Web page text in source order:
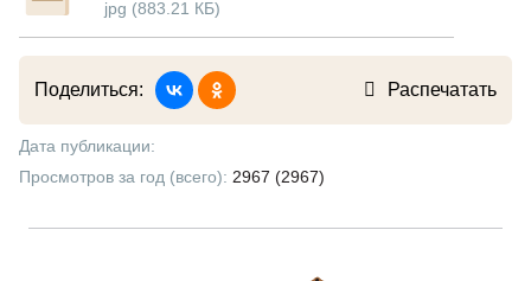
jpg (883.21 КБ)
Поделиться: Распечатать
Дата публикации:
Просмотров за год (всего): 2967 (2967)